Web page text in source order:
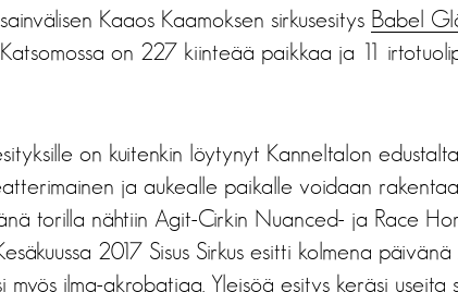
Kaaos Kaamoksen sirkusesitys Babel
on 227 kiinteää paikkaa ja 11
on kuitenkin löytynyt Kanneltalon
ja aukealle paikalle voidaan
torilla nähtiin Agit-Cirkin Nuanced- ja Race
2017 Sisus Sirkus esitti kolmena
myös ilma-akrobatiaa. Yleisöä esitys keräsi useita